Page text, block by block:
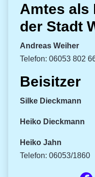
Amtes als
der Stadt
Andreas Weiher
Telefon: 06053 802
Beisitzer
Silke Dieckmann
Heiko Dieckmann
Heiko Jahn
Telefon: 06053/1860